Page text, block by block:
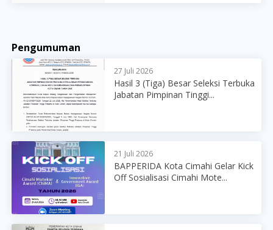
Pengumuman
27 Juli 2026
Hasil 3 (Tiga) Besar Seleksi Terbuka
Jabatan Pimpinan Tinggi...
21 Juli 2026
BAPPERIDA Kota Cimahi Gelar Kick
Off Sosialisasi Cimahi Mote...